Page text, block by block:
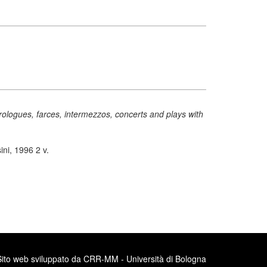
farces, intermezzos, concerts and plays with
1996 2 v.
web sviluppato da CRR-MM - Università di Bologna